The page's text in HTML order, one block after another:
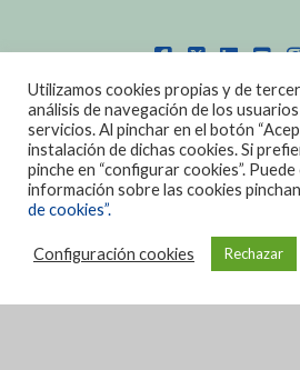
POLITICA DE COOKIES|
DISEÑO: DIAN
Utilizamos cookies propias y de
análisis de navegación de los
servicios. Al pinchar en el botón
instalación de dichas cookies. Si
pinche en “configurar cookies”.
información sobre las cookies
de cookies”.
Configuración cookies Rechazar